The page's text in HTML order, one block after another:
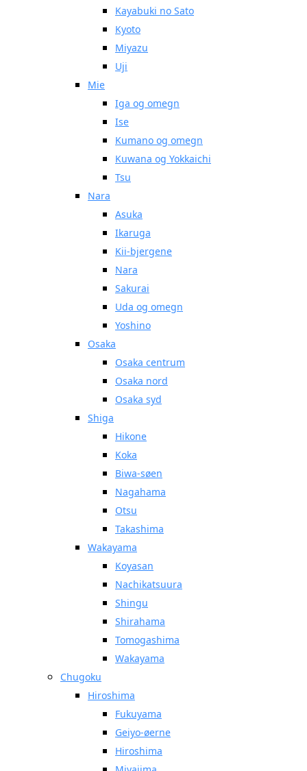
Kayabuki no Sato
Kyoto
Miyazu
Uji
Mie
Iga og omegn
Ise
Kumano og omegn
Kuwana og Yokkaichi
Tsu
Nara
Asuka
Ikaruga
Kii-bjergene
Nara
Sakurai
Uda og omegn
Yoshino
Osaka
Osaka centrum
Osaka nord
Osaka syd
Shiga
Hikone
Koka
Biwa-søen
Nagahama
Otsu
Takashima
Wakayama
Koyasan
Nachikatsuura
Shingu
Shirahama
Tomogashima
Wakayama
Chugoku
Hiroshima
Fukuyama
Geiyo-øerne
Hiroshima